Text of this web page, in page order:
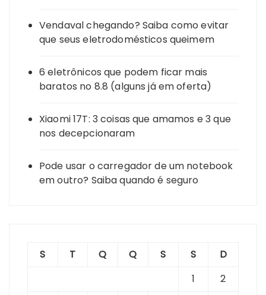
Vendaval chegando? Saiba como evitar
que seus eletrodomésticos queimem
6 eletrônicos que podem ficar mais
baratos no 8.8 (alguns já em oferta)
Xiaomi 17T: 3 coisas que amamos e 3 que
nos decepcionaram
Pode usar o carregador de um notebook
em outro? Saiba quando é seguro
S T Q Q S S
D
1
2